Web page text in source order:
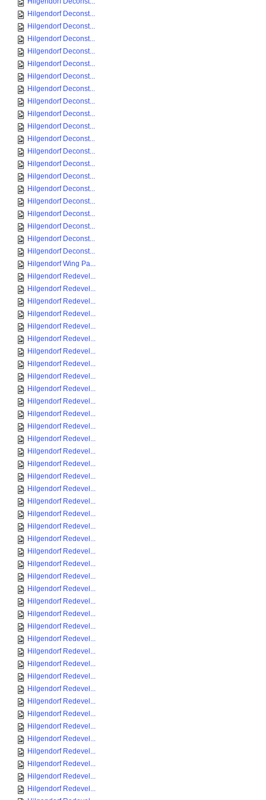
Hilgendorf Deconst...
Hilgendorf Deconst...
Hilgendorf Deconst...
Hilgendorf Deconst...
Hilgendorf Deconst...
Hilgendorf Deconst...
Hilgendorf Deconst...
Hilgendorf Deconst...
Hilgendorf Deconst...
Hilgendorf Deconst...
Hilgendorf Deconst...
Hilgendorf Deconst...
Hilgendorf Deconst...
Hilgendorf Deconst...
Hilgendorf Deconst...
Hilgendorf Deconst...
Hilgendorf Deconst...
Hilgendorf Deconst...
Hilgendorf Deconst...
Hilgendorf Deconst...
Hilgendorf Wing Pa...
Hilgendorf Redevel...
Hilgendorf Redevel...
Hilgendorf Redevel...
Hilgendorf Redevel...
Hilgendorf Redevel...
Hilgendorf Redevel...
Hilgendorf Redevel...
Hilgendorf Redevel...
Hilgendorf Redevel...
Hilgendorf Redevel...
Hilgendorf Redevel...
Hilgendorf Redevel...
Hilgendorf Redevel...
Hilgendorf Redevel...
Hilgendorf Redevel...
Hilgendorf Redevel...
Hilgendorf Redevel...
Hilgendorf Redevel...
Hilgendorf Redevel...
Hilgendorf Redevel...
Hilgendorf Redevel...
Hilgendorf Redevel...
Hilgendorf Redevel...
Hilgendorf Redevel...
Hilgendorf Redevel...
Hilgendorf Redevel...
Hilgendorf Redevel...
Hilgendorf Redevel...
Hilgendorf Redevel...
Hilgendorf Redevel...
Hilgendorf Redevel...
Hilgendorf Redevel...
Hilgendorf Redevel...
Hilgendorf Redevel...
Hilgendorf Redevel...
Hilgendorf Redevel...
Hilgendorf Redevel...
Hilgendorf Redevel...
Hilgendorf Redevel...
Hilgendorf Redevel...
Hilgendorf Redevel...
Hilgendorf Redevel...